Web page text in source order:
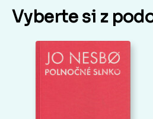
Vyberte si z